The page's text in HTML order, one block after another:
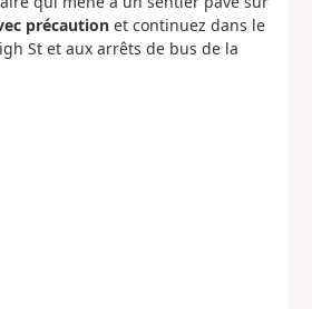
précautionet continuez dans le
St et aux arrêts de bus de la